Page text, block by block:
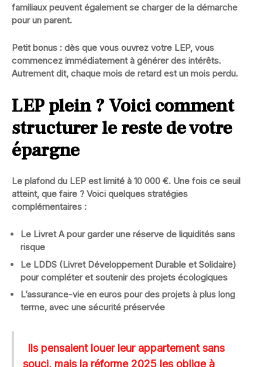
familiaux peuvent également se charger de la démarche
pour un parent.
Petit bonus : dès que vous ouvrez votre LEP, vous
commencez immédiatement à générer des intérêts.
Autrement dit, chaque mois de retard est un mois perdu.
LEP plein ? Voici comment
structurer le reste de votre
épargne
Le plafond du LEP est limité à 10 000 €. Une fois ce seuil
atteint, que faire ? Voici quelques stratégies
complémentaires :
Le Livret Apour garder une réserve de liquidités sans
risque
Le LDDS (Livret Développement Durable et Solidaire)
pour compléter et soutenir des projets écologiques
L’assurance-vie en euros pour des projets à plus long
terme, avec une sécurité préservée
Ils pensaient louer leur appartement sans
souci, mais la réforme 2025 les oblige à